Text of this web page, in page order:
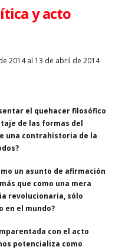
y acto
2014 al 13 de abril de 2014
el quehacer filosófico
de las formas del
una contrahistoria de la
un asunto de afirmación
que como una mera
revolucionaria, sólo
en el mundo?
con el acto
potencializa como